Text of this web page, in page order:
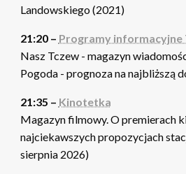
Landowskiego (2021)
21:20 – Programy informacyjne
Nasz Tczew - magazyn
Pogoda - prognoza na najbliższą
21:35 – Kinotetka
Magazyn filmowy. O premierach
najciekawszych propozycjach
sierpnia 2026)